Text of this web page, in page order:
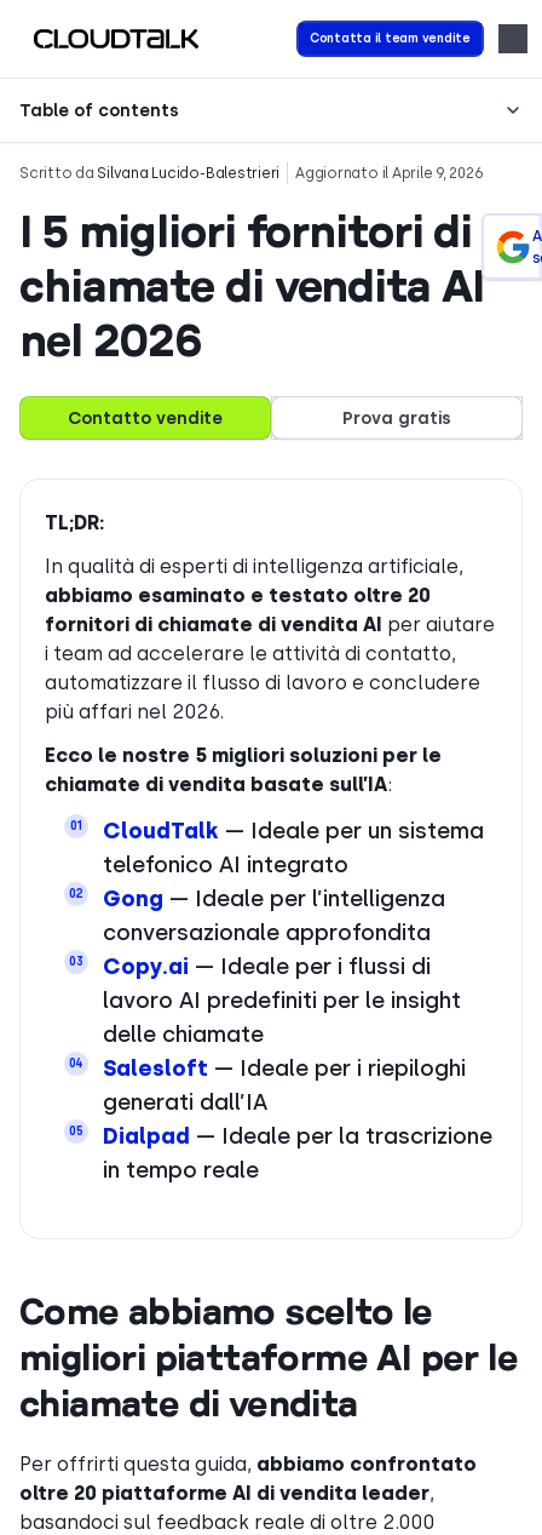
Contatta il team vendite
Table of contents
Scritto da Silvana Lucido-Balestrieri Aggiornato il Aprile 9, 2026
I 5 migliori fornitori di
chiamate di vendita AI
nel 2026
Contatto vendite Prova gratis
TL;DR:
In qualità di esperti di intelligenza artificiale,
abbiamo esaminato e testato oltre 20
fornitori di chiamate di vendita AI per aiutare
i team ad accelerare le attività di contatto,
automatizzare il flusso di lavoro e concludere
più affari nel 2026.
Ecco le nostre 5 migliori soluzioni per le
chiamate di vendita basate sull’IA:
01 CloudTalk — Ideale per un sistema
telefonico AI integrato
02 Gong — Ideale per l’intelligenza
conversazionale approfondita
03 Copy.ai — Ideale per i flussi di
lavoro AI predefiniti per le insight
delle chiamate
04 Salesloft — Ideale per i riepiloghi
generati dall’IA
05 Dialpad — Ideale per la trascrizione
in tempo reale
Come abbiamo scelto le
migliori piattaforme AI per le
chiamate di vendita
Per offrirti questa guida, abbiamo confrontato
oltre 20 piattaforme AI di vendita leader,
basandoci sul feedback reale di oltre 2.000